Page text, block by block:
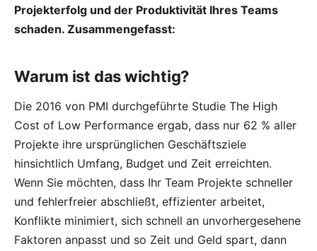
Projekterfolg und der Produktivität Ihres Teams
schaden. Zusammengefasst:
Warum ist das wichtig?
Die 2016 von PMI durchgeführte Studie The High
Cost of Low Performance ergab, dass nur 62 % aller
Projekte ihre ursprünglichen Geschäftsziele
hinsichtlich Umfang, Budget und Zeit erreichten.
Wenn Sie möchten, dass Ihr Team Projekte schneller
und fehlerfreier abschließt, effizienter arbeitet,
Konflikte minimiert, sich schnell an unvorhergesehene
Faktoren anpasst und so Zeit und Geld spart, dann